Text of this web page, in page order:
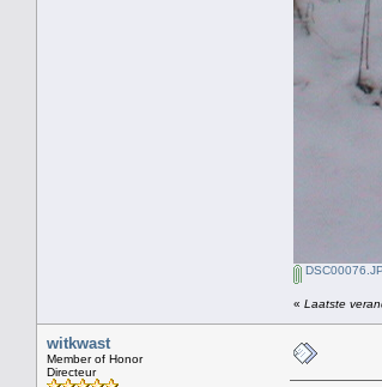
« Laatste
witkwast
Member of Honor
Directeur